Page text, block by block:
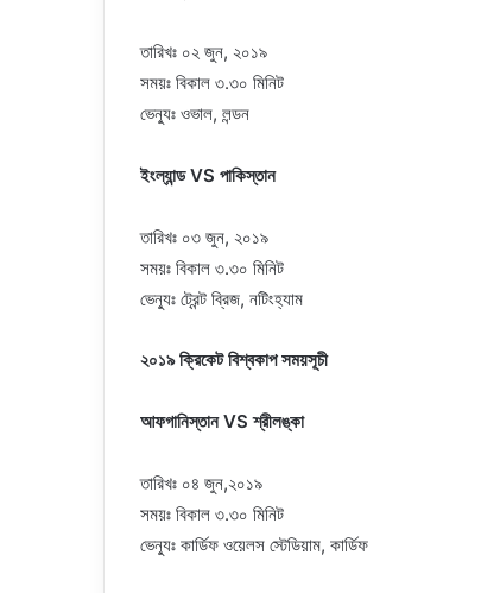
তারিখঃ ০২ জুন, ২০১৯
সময়ঃ বিকাল ৩.৩০ মিনিট
ভেন্যুঃ ওভাল, লন্ডন
ইংল্যান্ড VS পাকিস্তান
তারিখঃ ০৩ জুন, ২০১৯
সময়ঃ বিকাল ৩.৩০ মিনিট
ভেন্যুঃ ট্রেন্ট ব্রিজ, নটিংহ্যাম
২০১৯ ক্রিকেট বিশ্বকাপ সময়সূচী
আফগানিস্তান VS শ্রীলঙ্কা
তারিখঃ ০৪ জুন,২০১৯
সময়ঃ বিকাল ৩.৩০ মিনিট
ভেন্যুঃ কার্ডিফ ওয়েলস স্টেডিয়াম, কার্ডিফ